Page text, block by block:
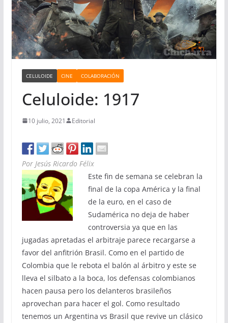
CELULOIDE CINE COLABORACIÓN
Celuloide: 1917
10 julio, 2021 Editorial
Por Jesús Ricardo Félix
Este fin de semana se celebran la
final de la copa América y la final
de la euro, en el caso de
Sudamérica no deja de haber
controversia ya que en las
jugadas apretadas el arbitraje parece recargarse a
favor del anfitrión Brasil. Como en el partido de
Colombia que le rebota el balón al árbitro y este se
lleva el silbato a la boca, los defensas colombianos
hacen pausa pero los delanteros brasileños
aprovechan para hacer el gol. Como resultado
tenemos un Argentina vs Brasil que revive un clásico